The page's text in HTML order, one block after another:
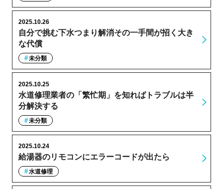
自分で挑む下水つまり解消その一手間が招く大き
な代償
2025.10.26
未分類
水道修理業者の「繁忙期」を知ればトラブルは半
分解決する
2025.10.25
未分類
給湯器のリモコンにエラーコードが出たら
2025.10.24
水道修理